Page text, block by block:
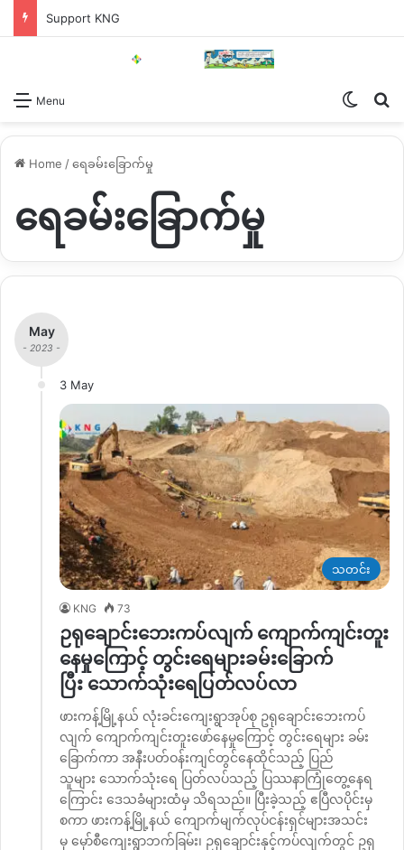
Support KNG
Menu
Home /ရေခမ်းခြောက်မှု
ရေခမ်းခြောက်မှု
May
- 2023 -
3 May
သတင်း
KNG 73
ဉရုချောင်းဘေးကပ်လျက် ကျောက်ကျင်းတူး
နေမှုကြောင့် တွင်းရေများခမ်းခြောက်
ပြီး သောက်သုံးရေပြတ်လပ်လာ
ဖားကန့်မြို့နယ် လုံးခင်းကျေးရွာအုပ်စု ဥရုချောင်းဘေးကပ်
လျက် ကျောက်ကျင်းတူးဖော်နေမှုကြောင့် တွင်းရေများ ခမ်း
ခြောက်ကာ အနီးပတ်ဝန်းကျင်တွင်နေထိုင်သည့် ပြည်
သူများ သောက်သုံးရေ ပြတ်လပ်သည့် ပြဿနာကြုံတွေ့နေရ
ကြောင်း ဒေသခံများထံမှ သိရသည်။ ပြီးခဲ့သည့် ဧပြီလပိုင်းမှ
စကာ ဖားကန့်မြို့နယ် ကျောက်မျက်လုပ်ငန်းရှင်များအသင်း
မှ မှော်စီကျေးရွာဘက်ခြမ်း၊ ဉရုချောင်းနှင့်ကပ်လျက်တွင် ဥရု